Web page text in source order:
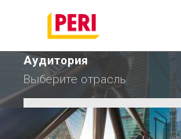
Аудитория
Выберите отрасль
Аудитория
Промышленность